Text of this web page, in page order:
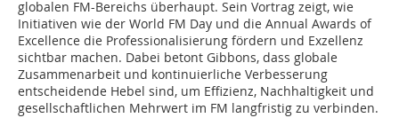
globalen FM-Bereichs überhaupt. Sein Vortrag zeigt, wie
Initiativen wie der World FM Day und die Annual Awards of
Excellence die Professionalisierung fördern und Exzellenz
sichtbar machen. Dabei betont Gibbons, dass globale
Zusammenarbeit und kontinuierliche Verbesserung
entscheidende Hebel sind, um Effizienz, Nachhaltigkeit und
gesellschaftlichen Mehrwert im FM langfristig zu verbinden.